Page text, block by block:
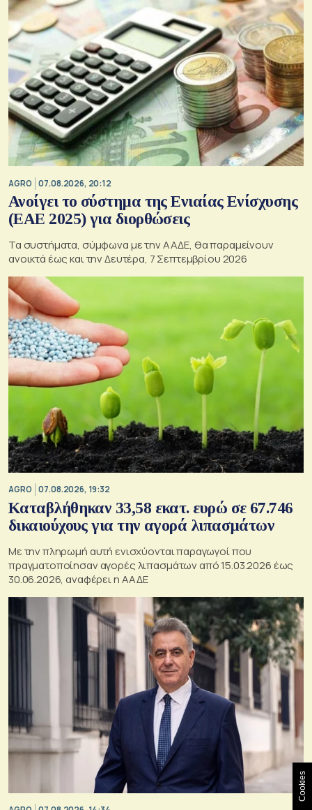
AGRO 07.08.2026, 20:12
Ανοίγει το σύστημα της Ενιαίας Ενίσχυσης
(ΕΑΕ 2025) για διορθώσεις
Τα συστήματα, σύμφωνα με την ΑΑΔΕ, θα παραμείνουν
ανοικτά έως και την Δευτέρα, 7 Σεπτεμβρίου 2026
AGRO 07.08.2026, 19:32
Καταβλήθηκαν 33,58 εκατ. ευρώ σε 67.746
δικαιούχους για την αγορά λιπασμάτων
Με την πληρωμή αυτή ενισχύονται παραγωγοί που
πραγματοποίησαν αγορές λιπασμάτων από 15.03.2026 έως
30.06.2026, αναφέρει η ΑΑΔΕ
Cookies